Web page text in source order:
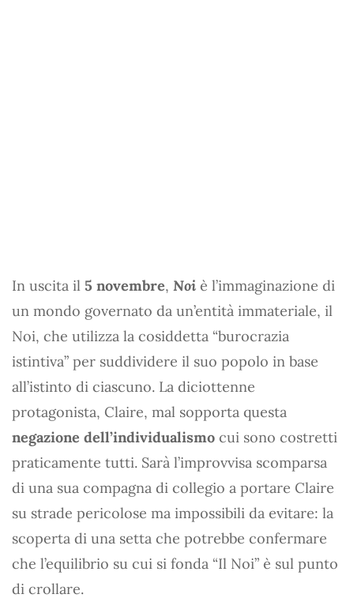
In uscita il 5 novembre, Noi è l’immaginazione di
un mondo governato da un’entità immateriale, il
Noi, che utilizza la cosiddetta “burocrazia
istintiva” per suddividere il suo popolo in base
all’istinto di ciascuno. La diciottenne
protagonista, Claire, mal sopporta questa
negazione dell’individualismo cui sono costretti
praticamente tutti. Sarà l’improvvisa scomparsa
di una sua compagna di collegio a portare Claire
su strade pericolose ma impossibili da evitare: la
scoperta di una setta che potrebbe confermare
che l’equilibrio su cui si fonda “Il Noi” è sul punto
di crollare.